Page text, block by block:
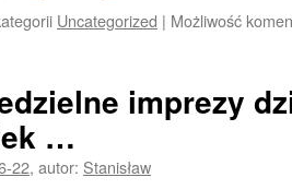
Uncategorized | Możliwość
imprezy
…
22, autor: Stanisław